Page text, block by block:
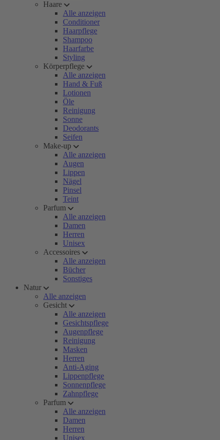
Haare
Alle anzeigen
Conditioner
Haarpflege
Shampoo
Haarfarbe
Styling
Körperpflege
Alle anzeigen
Hand & Fuß
Lotionen
Öle
Reinigung
Sonne
Deodorants
Seifen
Make-up
Alle anzeigen
Augen
Lippen
Nägel
Pinsel
Teint
Parfum
Alle anzeigen
Damen
Herren
Unisex
Accessoires
Alle anzeigen
Bücher
Sonstiges
Natur
Alle anzeigen
Gesicht
Alle anzeigen
Gesichtspflege
Augenpflege
Reinigung
Masken
Herren
Anti-Aging
Lippenpflege
Sonnenpflege
Zahnpflege
Parfum
Alle anzeigen
Damen
Herren
Unisex